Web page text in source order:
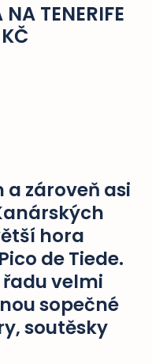
TENERIFE
a zároveň asi
hora
de Tiede.
velmi
sopečné
soutěsky